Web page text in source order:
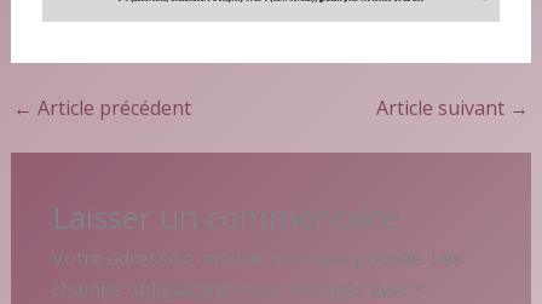
← Article précédent Article suivant →
Laisser un commentaire
Votre adresse e-mail ne sera pas publiée. Les
champs obligatoires sont indiqués avec *